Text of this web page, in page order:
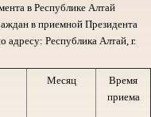
в Республике Алтай
в приемной Президента
адресу: Республика Алтай, г.
Месяц
Время
приема